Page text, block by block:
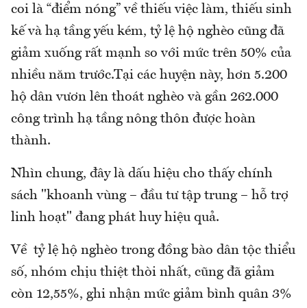
coi là “điểm nóng” về thiếu việc làm, thiếu sinh
kế và hạ tầng yếu kém, tỷ lệ hộ nghèo cũng đã
giảm xuống rất mạnh so với mức trên 50% của
nhiều năm trước.Tại các huyện này, hơn 5.200
hộ dân vươn lên thoát nghèo và gần 262.000
công trình hạ tầng nông thôn được hoàn
thành.
Nhìn chung, đây là dấu hiệu cho thấy chính
sách "khoanh vùng – đầu tư tập trung – hỗ trợ
linh hoạt" đang phát huy hiệu quả.
Về tỷ lệ hộ nghèo trong đồng bào dân tộc thiểu
số, nhóm chịu thiệt thòi nhất, cũng đã giảm
còn 12,55%, ghi nhận mức giảm bình quân 3%